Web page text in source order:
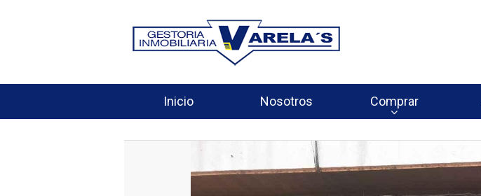
Inicio Nosotros Comprar

